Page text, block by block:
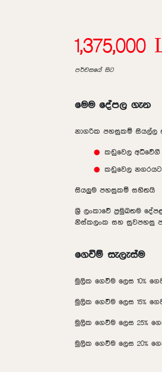
1,375,000
පර්චසයේ සිට
මෙම දේපල ගැන
නාගරික පහසුකම් සියල්ල
කඩුවෙල අධිවේගී
කඩුවෙල නගරයට
සියලුම පහසුකම් සහිතයි
ශ්‍රී ලංකාවේ ප්‍රමුඛතම
නිස්කලංක සහ සුවපහසු
ගෙවීම් සැලැස්ම
මුලික ගෙවීම ලෙස 10%
මුලික ගෙවීම ලෙස 15%
මුලික ගෙවීම ලෙස 25%
මුලික ගෙවීම ලෙස 20%